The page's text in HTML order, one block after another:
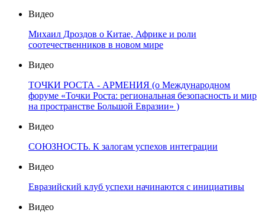
Видео
Михаил Дроздов о Китае, Африке и роли
соотечественников в новом мире
Видео
ТОЧКИ РОСТА - АРМЕНИЯ (о Международном
форуме «Точки Роста: региональная безопасность и мир
на пространстве Большой Евразии» )
Видео
СОЮЗНОСТЬ. К залогам успехов интеграции
Видео
Евразийский клуб успехи начинаются с инициативы
Видео